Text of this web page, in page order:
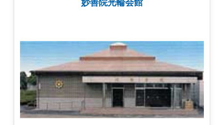
妙善院光輪会館